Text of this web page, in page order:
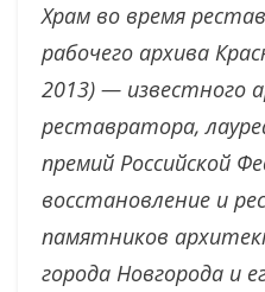
Храм во время
рабочего архива
2013) — известного
реставратора,
премий Российской
восстановление и
памятников
города Новгорода и